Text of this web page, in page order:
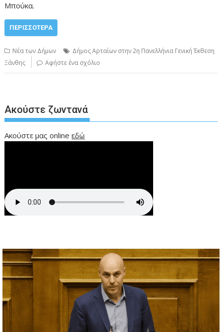
Μπούκα.
ΠΕΡΙΣΣΌΤΕΡΑ
Νέα των Δήμων
Δήμος Αρταίων στην 2η Πανελλήνια Γενική Έκθεση
Ξάνθης
Αφήστε ένα σχόλιο
Ακούστε ζωντανά
Ακούστε μας onlineεδώ